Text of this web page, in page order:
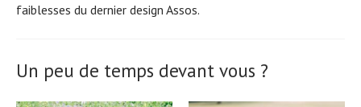
faiblesses du dernier design Assos.
Un peu de temps devant vous ?